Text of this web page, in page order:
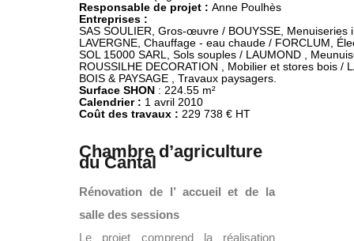
Responsable de projet : Anne Poulhès
Entreprises :
SAS SOULIER, Gros-œuvre / BOUYSSE, Menuiseries
LAVERGNE, Chauffage - eau chaude / FORCLUM,
SOL 15000 SARL, Sols souples / LAUMOND ,
ROUSSILHE DECORATION , Mobilier et stores bois /
Surface SHON
Calendrier :
Coût des travaux : 229 738 € HT
Chambre d’agriculture
du Cantal
Rénovation de l’ accueil et de la
salle des sessions
Le projet comprend la réalisation